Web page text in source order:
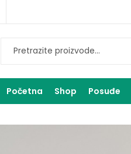
Početna Shop Posuđe